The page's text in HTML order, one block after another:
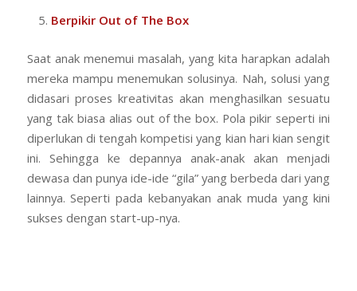
Berpikir Out of The Box
Saat anak menemui masalah, yang kita harapkan adalah
mereka mampu menemukan solusinya. Nah, solusi yang
didasari proses kreativitas akan menghasilkan sesuatu
yang tak biasa alias out of the box. Pola pikir seperti ini
diperlukan di tengah kompetisi yang kian hari kian sengit
ini. Sehingga ke depannya anak-anak akan menjadi
dewasa dan punya ide-ide “gila” yang berbeda dari yang
lainnya. Seperti pada kebanyakan anak muda yang kini
sukses dengan start-up-nya.